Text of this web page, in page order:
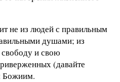
не из людей с правильным
душами; из
и свою
(давайте
Божиим.